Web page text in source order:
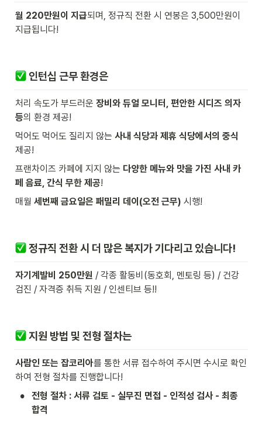
월 220만원이 지급되며, 정규직 전환 시 연봉은 3,500만원이
지급됩니다!
인턴십 근무 환경은
처리 속도가 부드러운 장비와 듀얼 모니터, 편안한 시디즈 의자
등의 환경 제공!
먹어도 먹어도 질리지 않는
제공!
프랜차이즈 카페에 지지 않는 다양한 메뉴와 맛을 가진 사내 카
페 음료, 간식 무한 제공!
매월 세번째 금요일은 패밀리 데이(오전 근무) 시행!
정규직 전환 시 더 많은 복지가 기다리고 있습니다!
자기계발비 250만원 / 각종 활동비(동호회, 멘토링 등) / 건강
검진 / 자격증 취득 지원 / 인센티브 등!!
지원 방법 및 전형 절차는
사람인 또는 잡코리아를 통한 서류 접수하여 주시면 수시로 확인
하여 전형 절차를 진행합니다!
•
전형 절차 : 서류 검토 - 실무진 면접 - 인적성 검사 - 최종
합격